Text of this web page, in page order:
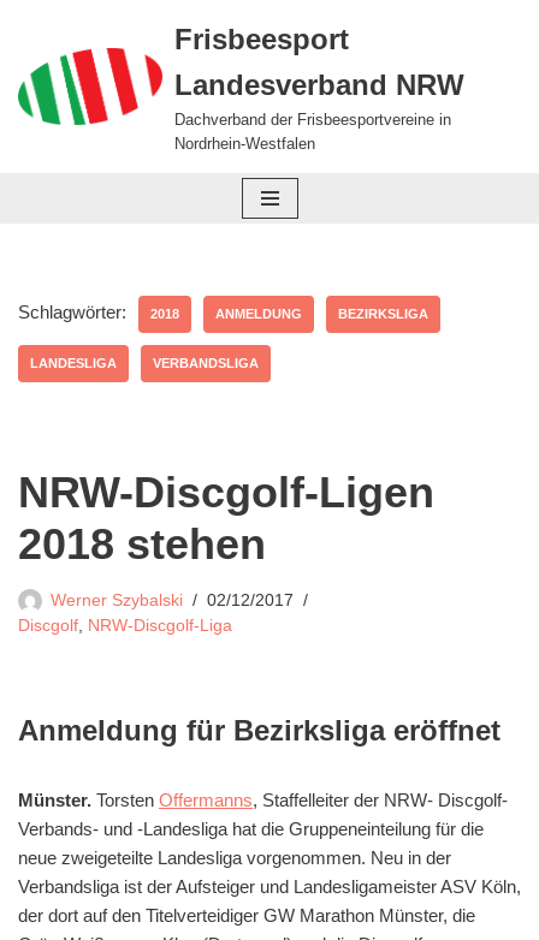
Zum
Inhalt
springen
Frisbeesport
Landesverband NRW
Dachverband der Frisbeesportvereine in
Nordrhein-Westfalen
Schlagwörter: 2018 ANMELDUNG BEZIRKSLIGA
LANDESLIGA VERBANDSLIGA
NRW-Discgolf-Ligen
2018 stehen
Werner Szybalski
02/12/2017
Discgolf, NRW-Discgolf-Liga
Anmeldung für Bezirksliga eröffnet
Münster. Torsten Offermanns, Staffelleiter der NRW- Discgolf-
Verbands- und -Landesliga hat die Gruppeneinteilung für die
neue zweigeteilte Landesliga vorgenommen. Neu in der
Verbandsliga ist der Aufsteiger und Landesligameister ASV Köln,
der dort auf den Titelverteidiger GW Marathon Münster, die